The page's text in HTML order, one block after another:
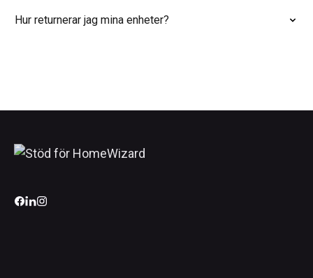
Hur returnerar jag mina enheter?